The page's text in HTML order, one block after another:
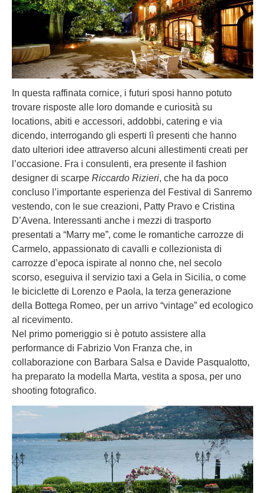
In questa raffinata cornice, i futuri sposi hanno potuto
trovare risposte alle loro domande e curiosità su
locations, abiti e accessori, addobbi, catering e via
dicendo, interrogando gli esperti lì presenti che hanno
dato ulteriori idee attraverso alcuni allestimenti creati per
l’occasione. Fra i consulenti, era presente il fashion
designer di scarpe Riccardo Rizieri, che ha da poco
concluso l’importante esperienza del Festival di Sanremo
vestendo, con le sue creazioni, Patty Pravo e Cristina
D’Avena. Interessanti anche i mezzi di trasporto
presentati a “Marry me”, come le romantiche carrozze di
Carmelo, appassionato di cavalli e collezionista di
carrozze d’epoca ispirate al nonno che, nel secolo
scorso, eseguiva il servizio taxi a Gela in Sicilia, o come
le biciclette di Lorenzo e Paola, la terza generazione
della Bottega Romeo, per un arrivo “vintage” ed ecologico
al ricevimento.
Nel primo pomeriggio si è potuto assistere alla
performance di Fabrizio Von Franza che, in
collaborazione con Barbara Salsa e Davide Pasqualotto,
ha preparato la modella Marta, vestita a sposa, per uno
shooting fotografico.